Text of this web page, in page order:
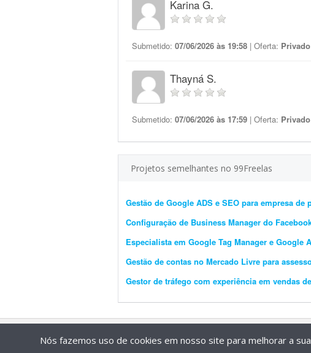
Karina G.
Submetido: 07/06/2026 às 19:58 | Oferta: Privado
Thayná S.
Submetido: 07/06/2026 às 17:59 | Oferta: Privado
Projetos semelhantes no 99Freelas
Gestão de Google ADS e SEO para empresa
Configuração de Business Manager do
Especialista em Google Tag Manager e Google
Gestão de contas no Mercado Livre para
Gestor de tráfego com experiência em vendas
Nós fazemos uso de cookies em nosso site para melhorar a